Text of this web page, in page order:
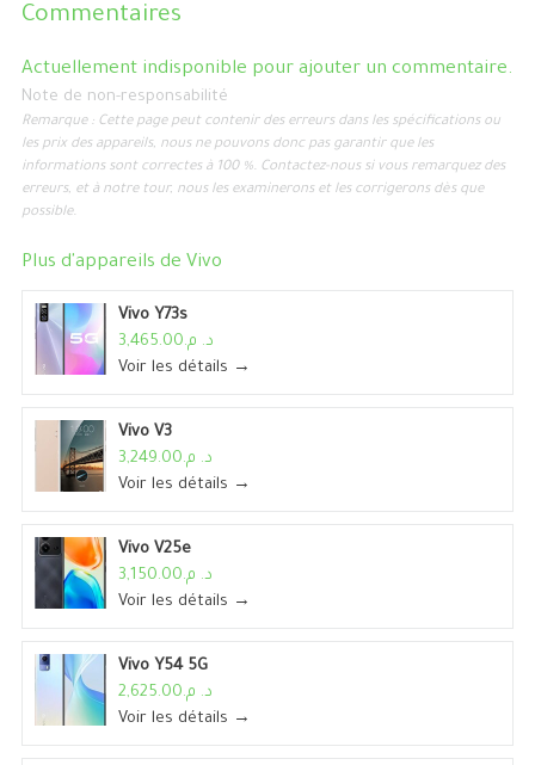
Commentaires
Actuellement indisponible pour ajouter un commentaire.
Note de non-responsabilité
Remarque : Cette page peut contenir des erreurs dans les spécifications ou
les prix des appareils, nous ne pouvons donc pas garantir que les
informations sont correctes à 100 %. Contactez-nous si vous remarquez des
erreurs, et à notre tour, nous les examinerons et les corrigerons dès que
possible.
Plus d'appareils de Vivo
Vivo Y73s
د. م.3,465.00
Voir les détails →
Vivo V3
د. م.3,249.00
Voir les détails →
Vivo V25e
د. م.3,150.00
Voir les détails →
Vivo Y54 5G
د. م.2,625.00
Voir les détails →